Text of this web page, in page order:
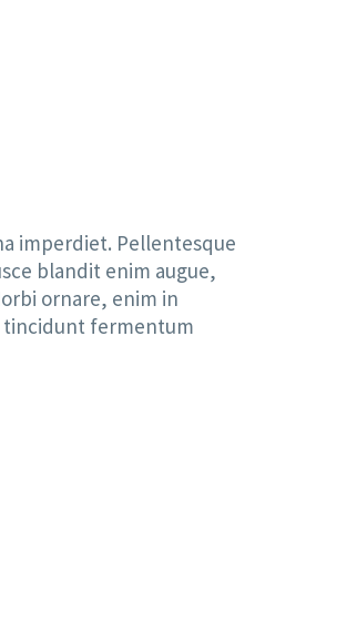
imperdiet. Pellentesque
blandit enim augue,
ornare, enim in
tincidunt fermentum